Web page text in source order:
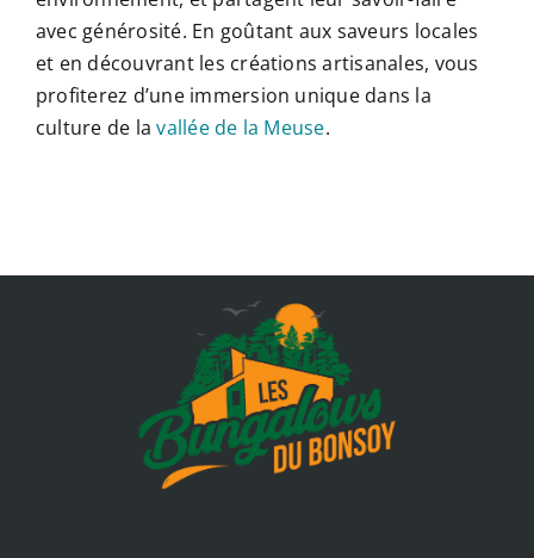
avec générosité. En goûtant aux saveurs locales
et en découvrant les créations artisanales, vous
profiterez d’une immersion unique dans la
culture de lavallée de la Meuse.